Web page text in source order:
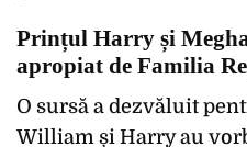
Prințul Harry și
apropiat de Familia
O sursă a dezvăluit
William și Harry au